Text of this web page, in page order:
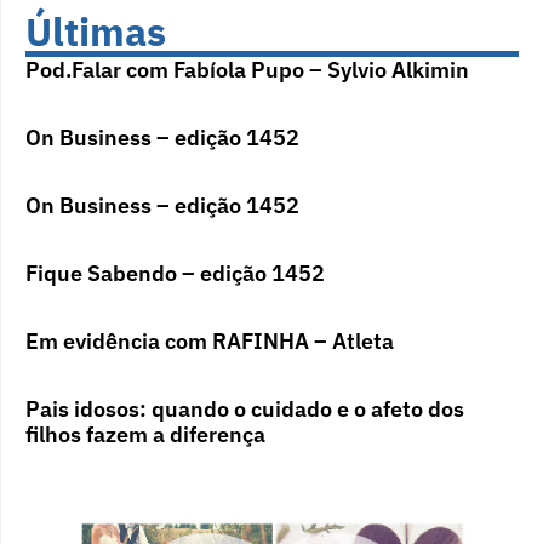
Últimas
Pod.Falar com Fabíola Pupo – Sylvio Alkimin
On Business – edição 1452
On Business – edição 1452
Fique Sabendo – edição 1452
Em evidência com RAFINHA – Atleta
Pais idosos: quando o cuidado e o afeto dos
filhos fazem a diferença